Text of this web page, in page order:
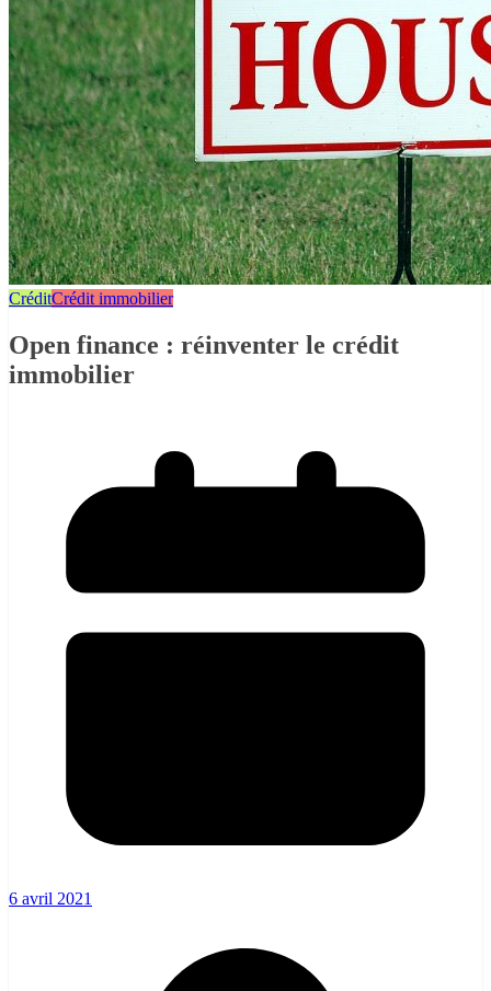
CréditCrédit immobilier
Open finance : réinventer le crédit
immobilier
6 avril 2021